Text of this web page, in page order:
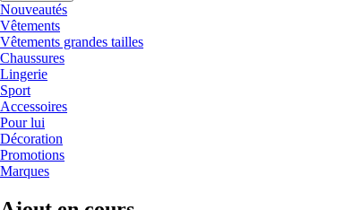
Nouveautés
Vêtements
Vêtements grandes tailles
Chaussures
Lingerie
Sport
Accessoires
Pour lui
Décoration
Promotions
Marques